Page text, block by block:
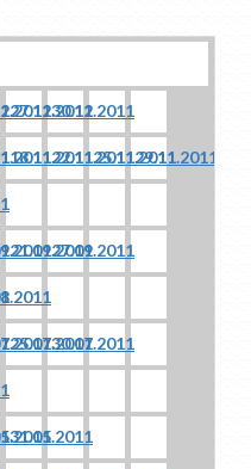
27.12.201130.12.2011
18.11.201122.11.201125.11.201129.11.2011
21.09.201127.09.2011
25.07.201130.07.2011
31.05.2011